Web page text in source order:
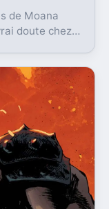
de Moana
doute chez